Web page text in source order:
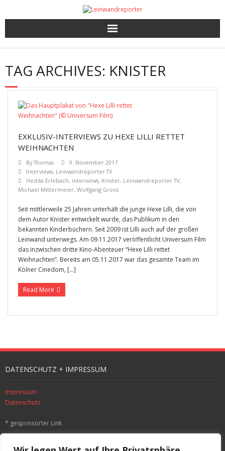
Kritiken
Filme und Serien nach Punkten
Premieren, Interviews und mehr
TAG ARCHIVES: KNISTER
EXKLUSIV-INTERVIEWS ZU HEXE LILLI RETTET
WEIHNACHTEN
ByThomas
9. November 2017
Interviews, Leinwandreporter TV
Hedda Erlebach, interviews, Knister, Leinwandreporter TV,
Michael Mittermeier, Wolfgang Groos
Seit mittlerweile 25 Jahren unterhält die junge Hexe Lilli, die von
dem Autor Knister entwickelt wurde, das Publikum in den
bekannten Kinderbüchern. Seit 2009 ist Lilli auch auf der großen
Leinwand unterwegs. Am 09.11.2017 veröffentlicht Universum Film
das inzwischen dritte Kino-Abenteuer “Hexe Lilli rettet
Weihnachten”. Bereits am 05.11.2017 war das gesamte Team im
Kölner Cinedom, […]
Read More
DATENSCHUTZ + IMPRESSUM
Impressum
Datenschutz
* gesponsorter Link